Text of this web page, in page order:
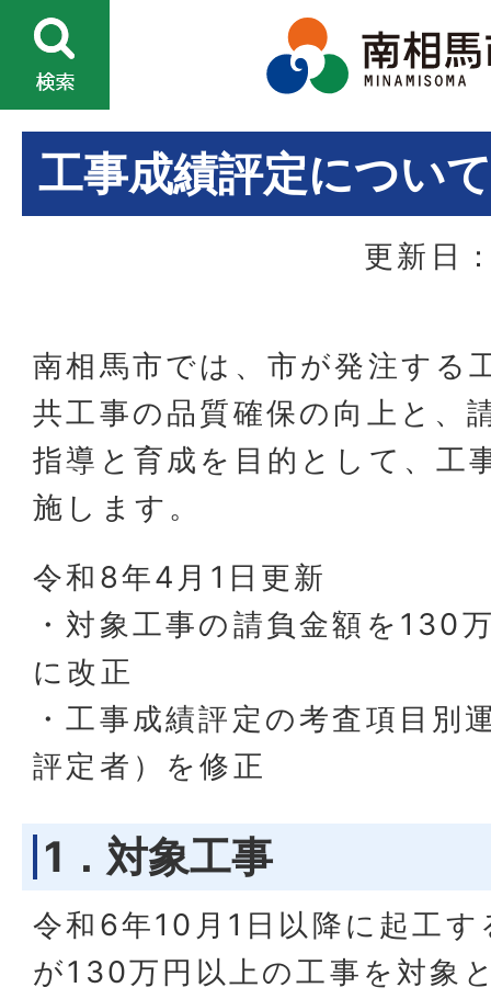
工事成績評定について
更新日
南相馬市では、市が発注する
共工事の品質確保の向上と、
指導と育成を目的として、工
施します。
令和8年4月1日更新
・対象工事の請負金額を130
に改正
・工事成績評定の考査項目別
評定者）を修正
1．対象工事
令和6年10月1日以降に起工す
が130万円以上の工事を対象